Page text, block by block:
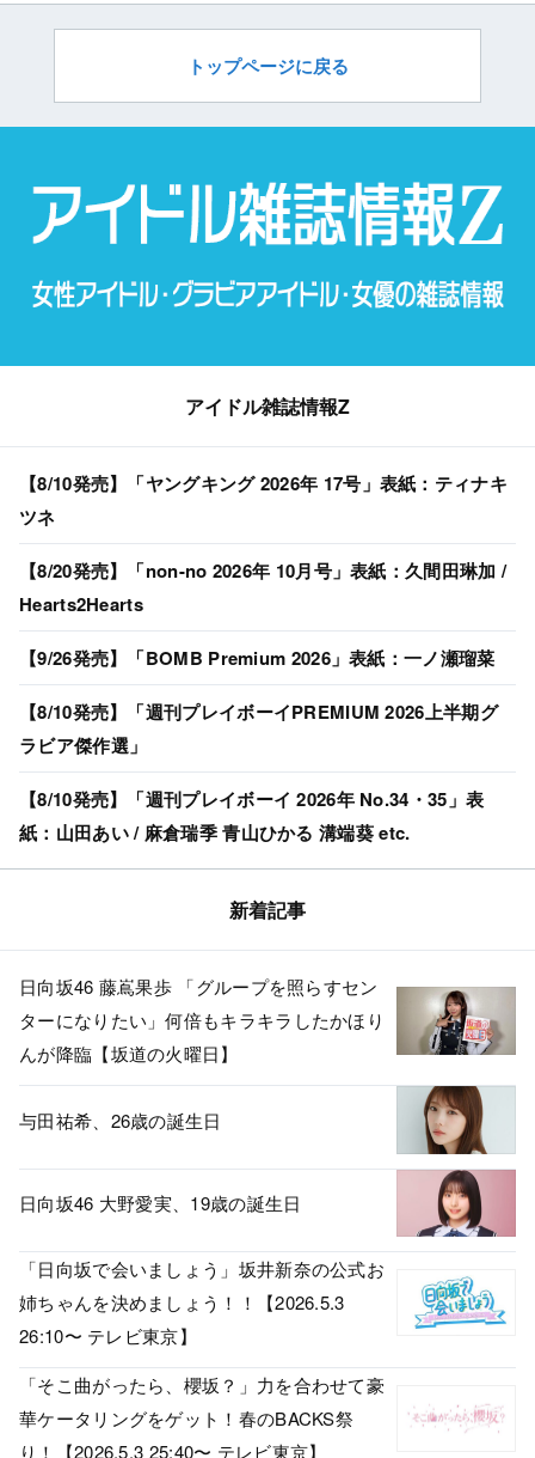
トップページに戻る
アイドル雑誌情報Z
【8/10発売】「ヤングキング 2026年 17号」表紙：ティナキ
ツネ
【8/20発売】「non-no 2026年 10月号」表紙：久間田琳加 /
Hearts2Hearts
【9/26発売】「BOMB Premium 2026」表紙：一ノ瀬瑠菜
【8/10発売】「週刊プレイボーイPREMIUM 2026上半期グ
ラビア傑作選」
【8/10発売】「週刊プレイボーイ 2026年 No.34・35」表
紙：山田あい / 麻倉瑞季 青山ひかる 溝端葵 etc.
新着記事
日向坂46 藤嶌果歩 「グループを照らすセン
ターになりたい」何倍もキラキラしたかほり
んが降臨【坂道の火曜日】
与田祐希、26歳の誕生日
日向坂46 大野愛実、19歳の誕生日
「日向坂で会いましょう」坂井新奈の公式お
姉ちゃんを決めましょう！！【2026.5.3
26:10〜 テレビ東京】
「そこ曲がったら、櫻坂？」力を合わせて豪
華ケータリングをゲット！春のBACKS祭
り！【2026.5.3 25:40〜 テレビ東京】